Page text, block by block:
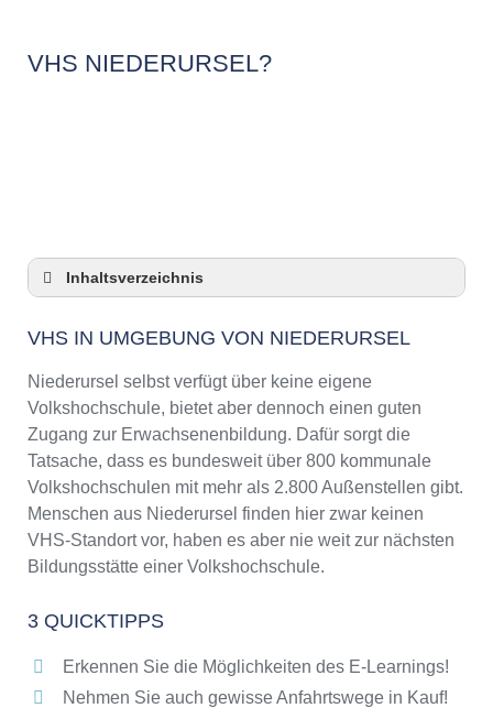
VHS NIEDERURSEL?
Inhaltsverzeichnis
3 Quicktipps
Checkliste: VHS-Kurse rund um Niederursel
Keine VHS in Niederursel
Online-Kurse: Pro und Contra
Online-Kurse als alternative Angebote zu
VHS-Kursen
Die VHS als Inbegriff der Erwachsenenbildung
Das bundesweite Netzwerk der
Abendschulen rund um Niederursel
Bildungsangebote der VHS
VHS IN UMGEBUNG VON NIEDERURSEL
Niederursel selbst verfügt über keine eigene
Volkshochschule, bietet aber dennoch einen guten
Zugang zur Erwachsenenbildung. Dafür sorgt die
Tatsache, dass es bundesweit über 800 kommunale
Volkshochschulen mit mehr als 2.800 Außenstellen gibt.
Menschen aus Niederursel finden hier zwar keinen
VHS-Standort vor, haben es aber nie weit zur nächsten
Bildungsstätte einer Volkshochschule.
3 QUICKTIPPS
Erkennen Sie die Möglichkeiten des E-Learnings!
Nehmen Sie auch gewisse Anfahrtswege in Kauf!